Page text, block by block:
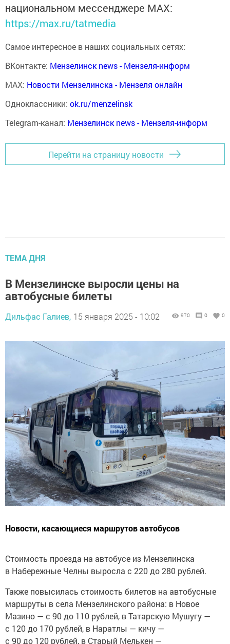
национальном мессенджере MАХ:
https://max.ru/tatmedia
Самое интересное в наших социальных сетях:
ВКонтакте: Мензелинск news - Мензеля-информ
MAX: Новости Мензелинска - Мензеля онлайн
Одноклассники: ok.ru/menzelinsk
Telegram-канал: Мензелинск news - Мензеля-информ
Перейти на страницу новости
ТЕМА ДНЯ
В Мензелинске выросли цены на
автобусные билеты
Дильфас Галиев, 15 января 2025 - 10:02 970 0 0
Новости, касающиеся маршрутов автобусов
Стоимость проезда на автобусе из Мензелинска
в Набережные Челны выросла с 220 до 280 рублей.
Также повысилась стоимость билетов на автобусные
маршруты в села Мензелинского района: в Новое
Мазино — с 90 до 110 рублей, в Татарскую Мушугу —
с 120 до 170 рублей, в Наратлы — кичу —
с 90 до 120 рублей, в Старый Мелькен —